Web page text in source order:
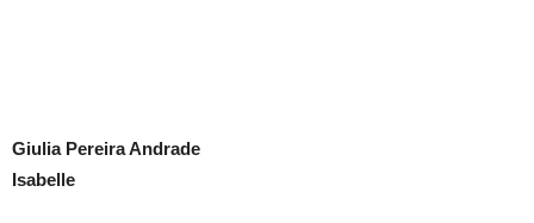
Giulia Pereira Andrade
Isabelle